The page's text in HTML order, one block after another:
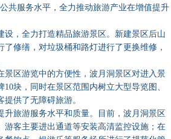
共服务水平，全力推动旅游产业在增值提升
，全力打造精品旅游景区。新建景区后山
修缮，对垃圾桶和路灯进行了更换维修，
区游览中的方便性，波月洞景区对进入景
块，同时在景区范围内树立大型导览图、
供了无障碍旅游。
旅游服务水平和质量。目前，波月洞景区
客主要进出通道等安装高清监控设施；在